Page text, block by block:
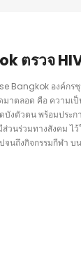
ตรวจ
Bangkok องค์กร
มาตลอด คือ ความ
งตัวตน พร้อมประ
ส่วนร่วมทางสังคม
นถึงกิจกรรมกีฬา